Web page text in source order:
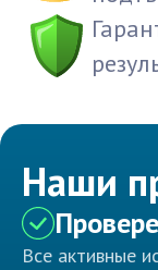
Наши
Все активные